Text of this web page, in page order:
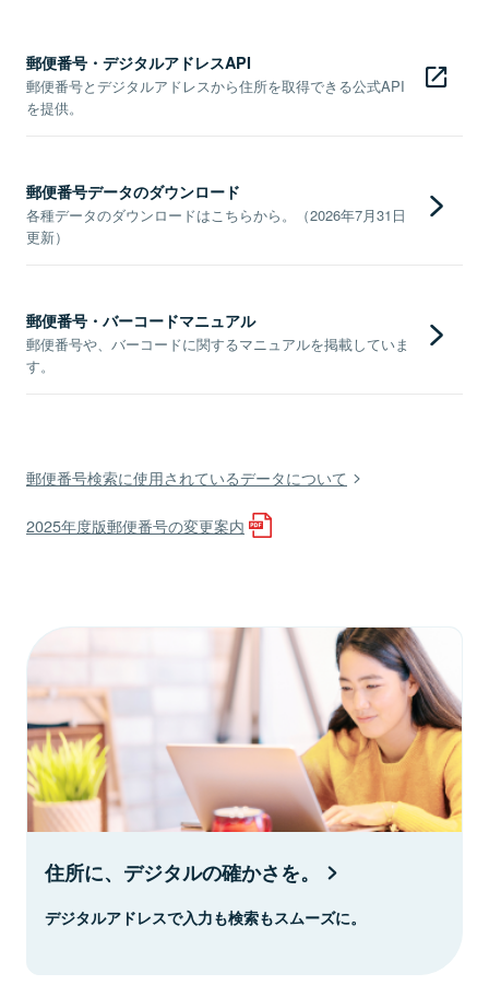
郵便番号・デジタルアドレスAPI
郵便番号とデジタルアドレスから住所を取得できる公式API
を提供。
郵便番号データのダウンロード
各種データのダウンロードはこちらから。（2026年7月31日
更新）
郵便番号・バーコードマニュアル
郵便番号や、バーコードに関するマニュアルを掲載していま
す。
郵便番号検索に使用されているデータについて
2025年度版郵便番号の変更案内
住所に、デジタルの確かさを。
デジタルアドレスで入力も検索もスムーズに。